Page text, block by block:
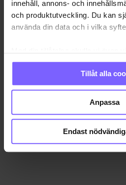
innehåll, annons- och
och produktutveckling. Du kan
använda din data och i vilka
Samla in information om
som kan ha en noggrannhet
Identifiera din enhet
för specifika kännetecken
Ta reda på mer om hur dina
Du kan ändra eller dra tillbaka
helst från cookie-förklaringen.
Tillåt alla
Anpassa
Endast